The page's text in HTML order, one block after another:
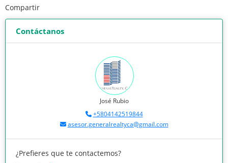
Compartir
Contáctanos
José Rubio
+5804142519844
asesor.generalrealtyca@gmail.com
¿Prefieres que te contactemos?